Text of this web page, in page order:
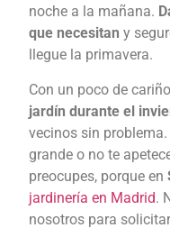
noche a la mañana.
que necesitan y
llegue la primavera.
Con un poco de
jardín durante el
vecinos sin
grande o no te
preocupes, porque en
jardinería en Madrid.
nosotros para